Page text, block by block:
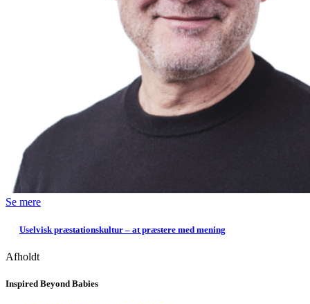
Se mere
Uselvisk præstationskultur – at præstere med mening
Afholdt
Inspired Beyond Babies